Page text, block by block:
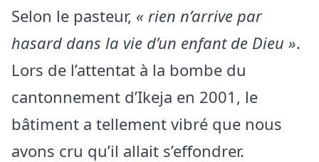
Selon le pasteur, « rien n’arrive par
hasard dans la vie d’un enfant de Dieu ».
Lors de l’attentat à la bombe du
cantonnement d’Ikeja en 2001, le
bâtiment a tellement vibré que nous
avons cru qu’il allait s’effondrer.